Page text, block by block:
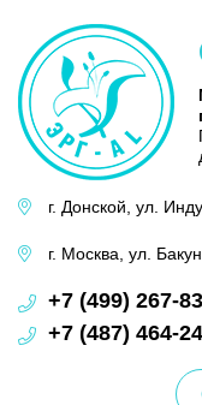
г. Донской, ул.
г. Москва, ул.
+7 (499) 267-
+7 (487) 464-